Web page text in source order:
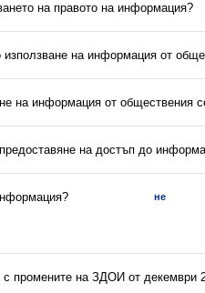
на правото на информация?
на информация от
на информация от обществения
на достъп до
не
промените на ЗДОИ от декември